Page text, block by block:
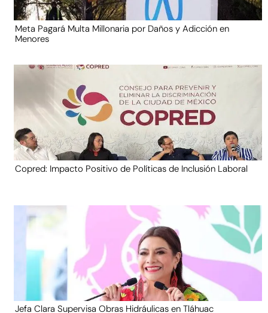
Meta Pagará Multa Millonaria por Daños y Adicción en
Menores
Copred: Impacto Positivo de Políticas de Inclusión Laboral
Jefa Clara Supervisa Obras Hidráulicas en Tláhuac